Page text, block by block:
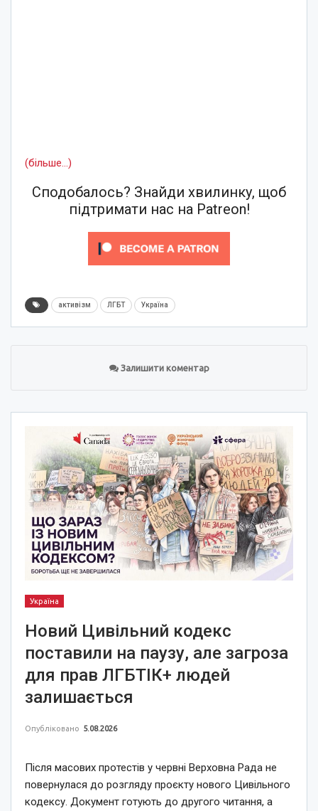
(більше…)
Сподобалось? Знайди хвилинку, щоб
підтримати нас на Patreon!
активізм ЛГБТ Україна
Залишити коментар
Україна
Новий Цивільний кодекс
поставили на паузу, але загроза
для прав ЛГБТІК+ людей
залишається
Опубліковано 5.08.2026
Після масових протестів у червні Верховна Рада не
повернулася до розгляду проєкту нового Цивільного
кодексу. Документ готують до другого читання, а